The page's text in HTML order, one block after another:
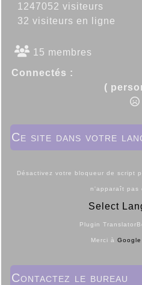
1247052 visiteurs
32 visiteurs en ligne
15 membres
Connectés :
(
Ce site dans votre
Désactivez votre bloqueur de script
n'apparaît pas
Select
Plugin
Merci à
Contactez le bureau